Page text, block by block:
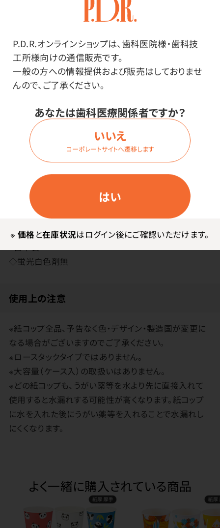
P.D.R.オンラインショップは、歯科医院様・歯科技
工所様向けの通信販売です。
一般の方への情報提供および販売はしておりませ
んので、ご了承ください。
あなたは歯科医療関係者ですか？
はい
いいえ
コーポレートサイトへ遷移します
※ 価格と在庫状況はログイン後にご確認いただけます。
コップが、紙に触れた液体を体内に取り込むこともあり
様々な検査を受け、適合した紙コップが「飲料用」として
分類されます。検査に出さない紙コップは、紙に触れた
液体を体内に取り込むことは想定外として作られていま
す。（一般的に「うがい用」と呼ばれています。）※本品は
その他
●日本製
◇蛍光白色剤無
使用上の注意
※紙コップ全品、予告なく色・デザイン・製造国が変更に
なる場合がございますのでご了承ください。
※ロースタックタイプではありません。
※大容量（ケース入）の取扱いはありません。
※どの紙コップも、うがい薬等を水より先に直接入れて
使用すると水漏れする可能性が高くなります。紙コップ
に水を入れた後にうがい薬等を入れることで水漏れし
にくくなります。
よく一緒に購入されている商品